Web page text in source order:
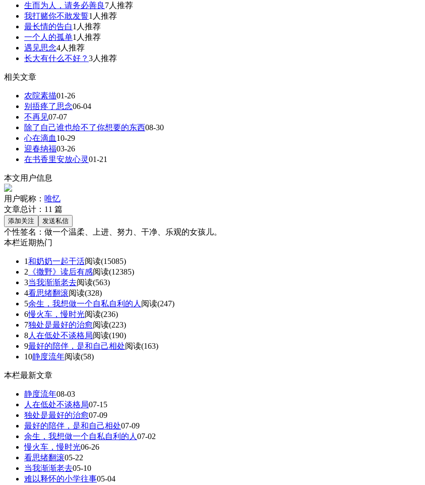
生而为人，请务必善良 7人推荐
我打赌你不敢发誓1人推荐
最长情的告白1人推荐
一个人的孤单1人推荐
遇见思念4人推荐
长大有什么不好？ 3人推荐
相关文章
农院素描01-26
别捂疼了思念06-04
不再见07-07
除了自己谁也给不了你想要的东西08-30
心在滴血 10-29
迎春纳福03-26
在书香里安放心灵01-21
本文用户信息
用户昵称： 唯忆
文章总计： 11 篇
个性签名： 做一个温柔、上进、努力、干净、乐观的女孩儿。
本栏近期热门
1和奶奶一起干活阅读(15085)
2 《撒野》读后有感阅读(12385)
3当我渐渐老去阅读(563)
4看思绪翻滚阅读(328)
5余生，我想做一个自私自利的人 阅读(247)
6慢火车，慢时光阅读(236)
7独处是最好的治愈阅读(223)
8人在低处不谈格局阅读(190)
9最好的陪伴，是和自己相处阅读(163)
10静度流年阅读(58)
本栏最新文章
静度流年08-03
人在低处不谈格局07-15
独处是最好的治愈07-09
最好的陪伴，是和自己相处07-09
余生，我想做一个自私自利的人 07-02
慢火车，慢时光06-26
看思绪翻滚05-22
当我渐渐老去05-10
难以释怀的小学往事05-04